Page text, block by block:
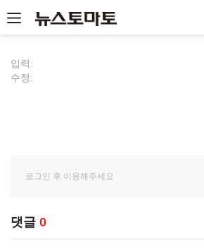
입력:
수정:
댓글 0